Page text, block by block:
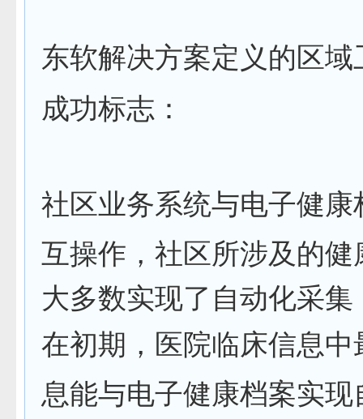
东软解决方案定义的区域
成功标志：
社区业务系统与电子健康
互操作，社区所涉及的健
大多数实现了自动化采集
在初期，医院临床信息中
息能与电子健康档案实